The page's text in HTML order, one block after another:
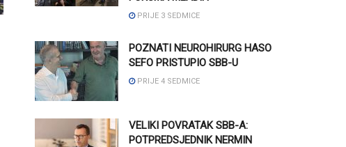
PRIJE 3 SEDMICE
POZNATI NEUROHIRURG HASO
SEFO PRISTUPIO SBB-U
PRIJE 4 SEDMICE
VELIKI POVRATAK SBB-A:
POTPREDSJEDNIK NERMIN